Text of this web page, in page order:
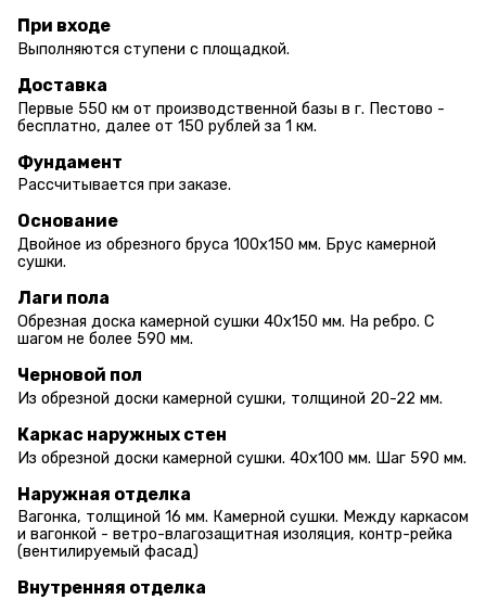
При входе
Выполняются ступени с площадкой.
Доставка
Первые 550 км от производственной базы в г. Пестово -
бесплатно, далее от 150 рублей за 1 км.
Фундамент
Рассчитывается при заказе.
Основание
Двойное из обрезного бруса 100х150 мм. Брус камерной
сушки.
Лаги пола
Обрезная доска камерной сушки 40х150 мм. На ребро. С
шагом не более 590 мм.
Черновой пол
Из обрезной доски камерной сушки, толщиной 20-22 мм.
Каркас наружных стен
Из обрезной доски камерной сушки. 40х100 мм. Шаг 590 мм.
Наружная отделка
Вагонка, толщиной 16 мм. Камерной сушки. Между каркасом
и вагонкой - ветро-влагозащитная изоляция, контр-рейка
(вентилируемый фасад)
Внутренняя отделка